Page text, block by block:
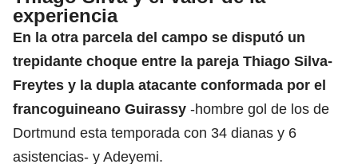
experiencia
En la otra parcela del campo se disputó un
trepidante choque entre la pareja Thiago Silva-
Freytes y la dupla atacante conformada por el
francoguineano Guirassy -hombre gol de los de
Dortmund esta temporada con 34 dianas y 6
asistencias- y Adeyemi.